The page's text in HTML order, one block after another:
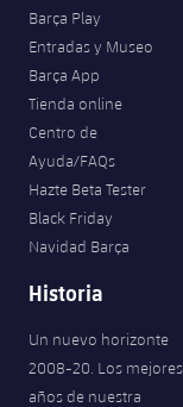
Barça Play
Entradas y Museo
Barça App
Tienda online
Centro de
Ayuda/FAQs
Hazte Beta Tester
Black Friday
Navidad Barça
Historia
Un nuevo horizonte
2008-20. Los mejores
años de nuestra